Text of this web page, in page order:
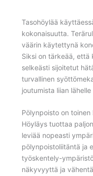
Tasohöylää
kokonaisuutta.
väärin käytettynä
Siksi on tärkeää, että
selkeästi sijoitetut
turvallinen
joutumista liian lähelle
Pölynpoisto on
Höyläys tuottaa
leviää nopeasti
pölynpoistoliitäntä ja
työskentely-
näkyvyyttä ja